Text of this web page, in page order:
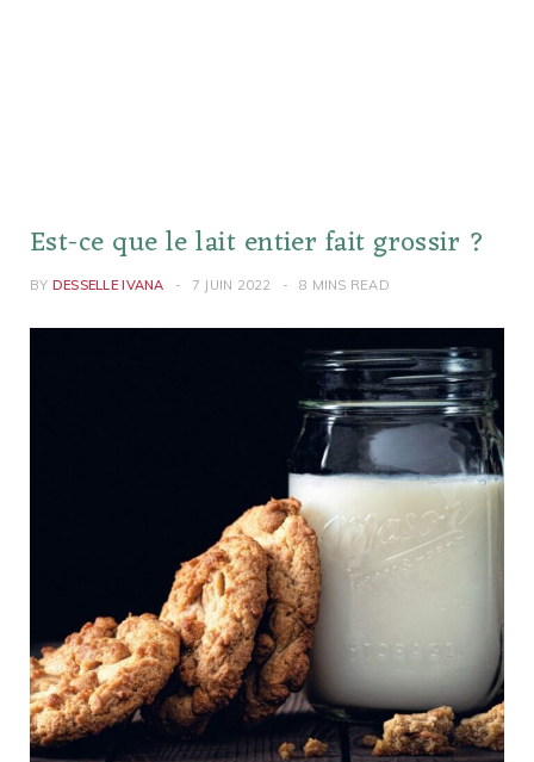
Est-ce que le lait entier fait grossir ?
BY DESSELLE IVANA 7 JUIN 2022 8 MINS READ